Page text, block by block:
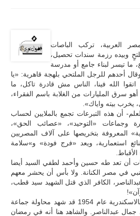
العربية، تركب الباصات
وبيده رزمة سندات تحصيل،
ما تيسر لبناء جامع أو مدرسة
أحدهم للرجل الملتحي بلهجة قاهرية: «يا
الله فينا، الناس مش قادرة تاكل، ما
سرق المليارات من الغلابة باسم الفقراء،
بيته واياك».
أن هذه التبرعات تجمع بالملايين لحساب
وجماعات «التوحيد»، «عصائب الحق»،
المعروفة بتخريصها على آلاف المصريين
استعمارية، ويعد «فرج فودة» و»سلامة
أن تعد طه حسين وأحمد لطفي السيد أيضا
في مصر الكنانة. ولا بأس أن يحشر معهم
الكافر الذي قتل الشهيد سيد قطب،
ولعل حادث «المنشية» بالاسكندرية عام 1954 قد شهد محاولة جماعة
جمال عبدالناصر. والشاهد هنا أنه في رمضان